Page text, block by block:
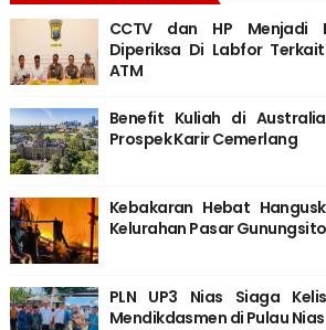
CCTV dan HP Menjadi
Diperiksa Di Labfor
ATM
Benefit Kuliah di
Prospek Karir Cemerlang
Kebakaran Hebat
Kelurahan Pasar
PLN UP3 Nias Siaga
Mendikdasmen di Pulau Nias